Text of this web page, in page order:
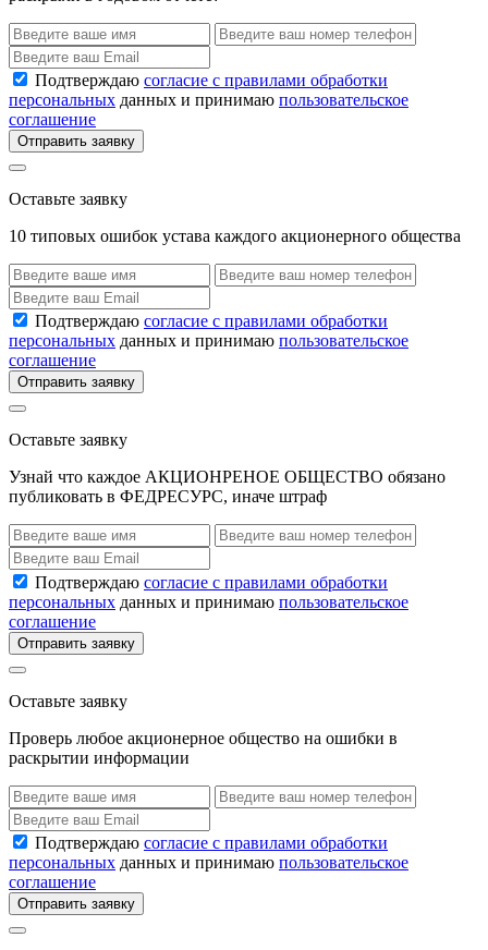
Подтверждаю согласие с правилами обработки
персональных данных и принимаю пользовательское
соглашение
Отправить заявку
Оставьте заявку
10 типовых ошибок устава каждого акционерного общества
Подтверждаю согласие с правилами обработки
персональных данных и принимаю пользовательское
соглашение
Отправить заявку
Оставьте заявку
Узнай что каждое АКЦИОНРЕНОЕ ОБЩЕСТВО обязано
публиковать в ФЕДРЕСУРС, иначе штраф
Подтверждаю согласие с правилами обработки
персональных данных и принимаю пользовательское
соглашение
Отправить заявку
Оставьте заявку
Проверь любое акционерное общество на ошибки в
раскрытии информации
Подтверждаю согласие с правилами обработки
персональных данных и принимаю пользовательское
соглашение
Отправить заявку